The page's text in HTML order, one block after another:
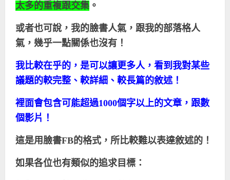
太多的重複跟交集 。
或者也可說，我的臉書人氣，跟我的部落格人
氣，幾乎一點關係也沒有！
我比較在乎的，是可以讓更多人，看到我對某些
議題的較完整、較詳細、較長篇的敘述！
裡面會包含可能超過1000個字以上的文章，跟數
個影片！
這是用臉書FB的格式，所比較難以表達敘述的！
如果各位也有類似的追求目標：